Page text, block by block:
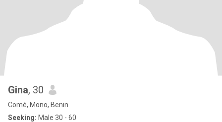
Gina, 30
Comé, Mono, Benin
Seeking: Male 30 - 60